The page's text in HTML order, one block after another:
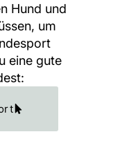
Hund und
um
eine gute